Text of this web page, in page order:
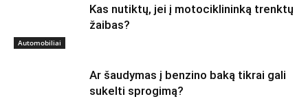
Automobiliai
Kas nutiktų, jei į motociklininką trenktų
žaibas?
Ar šaudymas į benzino baką tikrai gali
sukelti sprogimą?